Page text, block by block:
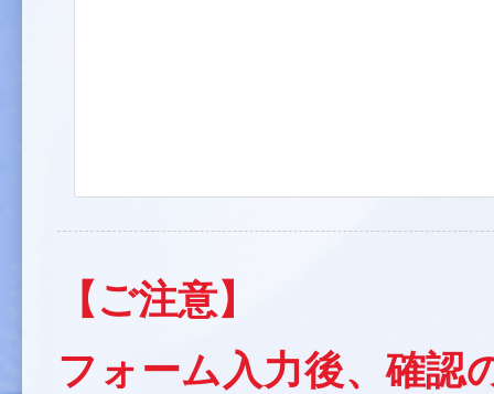
【ご注意】
フォーム入力後、確認